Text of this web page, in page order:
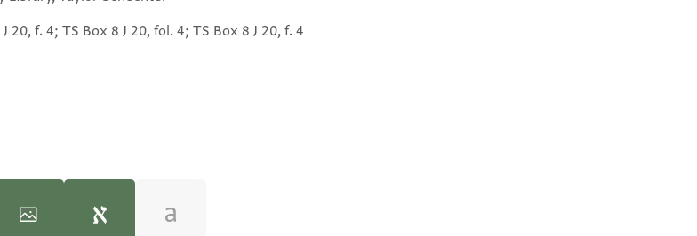
20, f. 4; TS Box 8 J 20, fol. 4; TS Box 8 J 20, f. 4